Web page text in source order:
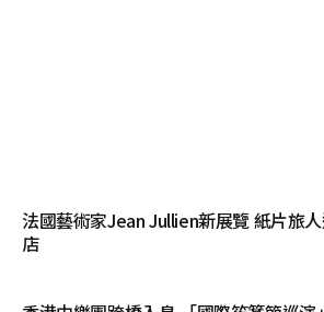
法國藝術家Jean Jullien新展覽 紙片旅
店